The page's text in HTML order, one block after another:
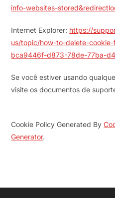
info-websites-
Internet Explorer: https://
us/topic/how-to-delete-
bca9446f-d873-78de-77ba-
Se você estiver usando
visite os documentos de
Cookie Policy Generated By
Generator.